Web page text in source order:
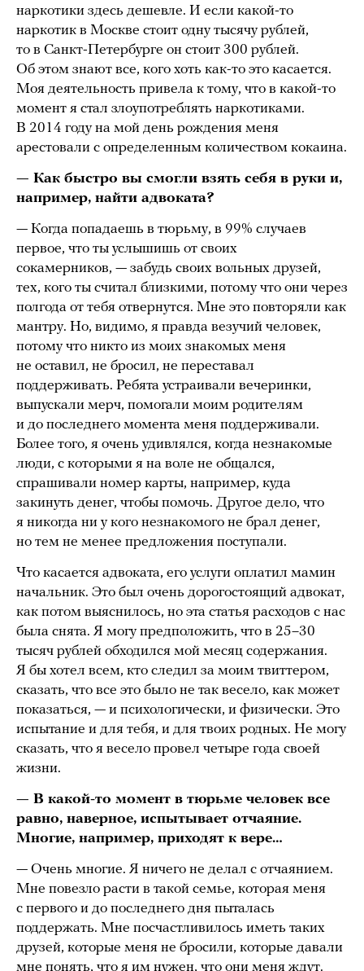
наркотики здесь дешевле. И если какой-то
наркотик в Москве стоит одну тысячу рублей,
то в Санкт-Петербурге он стоит 300 рублей.
Об этом знают все, кого хоть как-то это касается.
Моя деятельность привела к тому, что в какой-то
момент я стал злоупотреблять наркотиками.
В 2014 году на мой день рождения меня
арестовали с определенным количеством кокаина.
— Как быстро вы смогли взять себя в руки и,
например, найти адвоката?
— Когда попадаешь в тюрьму, в 99% случаев
первое, что ты услышишь от своих
сокамерников, — забудь своих вольных друзей,
тех, кого ты считал близкими, потому что они через
полгода от тебя отвернутся. Мне это повторяли как
мантру. Но, видимо, я правда везучий человек,
потому что никто из моих знакомых меня
не оставил, не бросил, не переставал
поддерживать. Ребята устраивали вечеринки,
выпускали мерч, помогали моим родителям
и до последнего момента меня поддерживали.
Более того, я очень удивлялся, когда незнакомые
люди, с которыми я на воле не общался,
спрашивали номер карты, например, куда
закинуть денег, чтобы помочь. Другое дело, что
я никогда ни у кого незнакомого не брал денег,
но тем не менее предложения поступали.
Что касается адвоката, его услуги оплатил мамин
начальник. Это был очень дорогостоящий адвокат,
как потом выяснилось, но эта статья расходов с нас
была снята. Я могу предположить, что в 25–30
тысяч рублей обходился мой месяц содержания.
Я бы хотел всем, кто следил за моим твиттером,
сказать, что все это было не так весело, как может
показаться, — и психологически, и физически. Это
испытание и для тебя, и для твоих родных. Не могу
сказать, что я весело провел четыре года своей
жизни.
— В какой-то момент в тюрьме человек все
равно, наверное, испытывает отчаяние.
Многие, например, приходят к вере…
— Очень многие. Я ничего не делал с отчаянием.
Мне повезло расти в такой семье, которая меня
с первого и до последнего дня пыталась
поддержать. Мне посчастливилось иметь таких
друзей, которые меня не бросили, которые давали
мне понять, что я им нужен, что они меня ждут.